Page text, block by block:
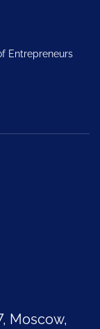
Entrepreneurs
Moscow,